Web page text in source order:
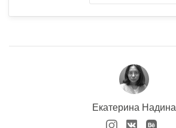
Екатерина Надина